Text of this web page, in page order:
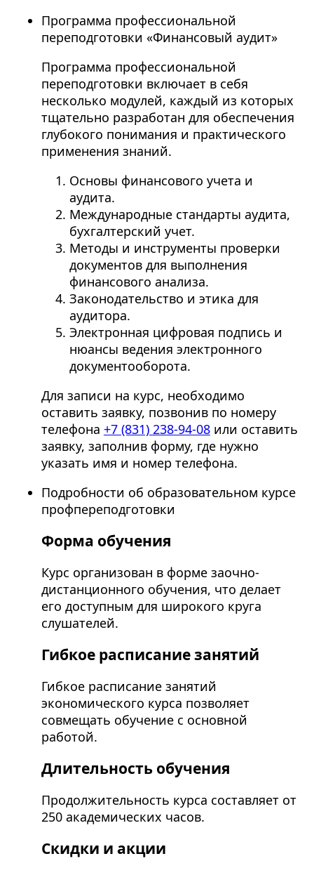
Программа профессиональной
переподготовки «Финансовый аудит»
Программа профессиональной
переподготовки включает в себя
несколько модулей, каждый из которых
тщательно разработан для обеспечения
глубокого понимания и практического
применения знаний.
Основы финансового учета и
аудита.
Международные стандарты аудита,
бухгалтерский учет.
Методы и инструменты проверки
документов для выполнения
финансового анализа.
Законодательство и этика для
аудитора.
Электронная цифровая подпись и
нюансы ведения электронного
документооборота.
Для записи на курс, необходимо
оставить заявку, позвонив по номеру
телефона +7 (831) 238-94-08или оставить
заявку, заполнив форму, где нужно
указать имя и номер телефона.
Подробности об образовательном курсе
профпереподготовки
Форма обучения
Курс организован в форме заочно-
дистанционного обучения, что делает
его доступным для широкого круга
слушателей.
Гибкое расписание занятий
Гибкое расписание занятий
экономического курса позволяет
совмещать обучение с основной
работой.
Длительность обучения
Продолжительность курса составляет от
250 академических часов.
Скидки и акции